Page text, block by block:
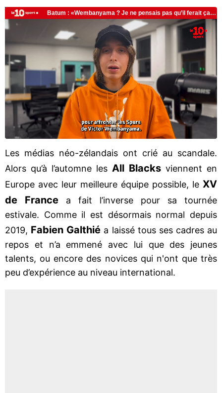
Les médias néo-zélandais ont crié au scandale.
Alors qu’à l’automne les All Blacks viennent en
Europe avec leur meilleure équipe possible, le XV
de France a fait l’inverse pour sa tournée
estivale. Comme il est désormais normal depuis
2019, Fabien Galthié a laissé tous ses cadres au
repos et n’a emmené avec lui que des jeunes
talents, ou encore des novices qui n'ont que très
peu d’expérience au niveau international.